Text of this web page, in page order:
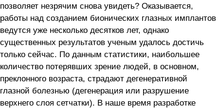
позволяет незрячим снова увидеть? Оказывается,
работы над созданием бионических глазных имплантов
ведутся уже несколько десятков лет, однако
существенных результатов ученым удалось достичь
только сейчас. По данным статистики, наибольшее
количество потерявших зрение людей, в основном,
преклонного возраста, страдают дегенеративной
глазной болезнью (дегенерация или разрушение
верхнего слоя сетчатки). В наше время разработке